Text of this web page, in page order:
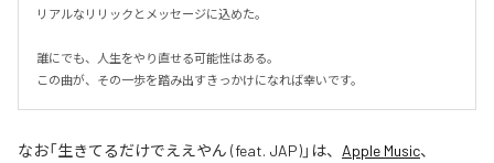
リアルなリリックとメッセージに込めた。
誰にでも、人生をやり直せる可能性はある。
この曲が、その一歩を踏み出すきっかけになれば幸いです。
なお「生きてるだけでええやん (feat. JAP)」は、 Apple Music、